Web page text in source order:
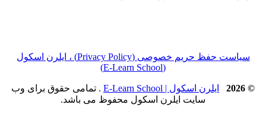
سیاست حفظ حریم خصوصی (Privacy Policy) ، ایلرن اسکول
(E‑Learn School)
© 2026 ایلرن اسکول | E-Learn School
. تمامی حقوق برای وب
سایت ایلرن اسکول محفوظ می باشد.